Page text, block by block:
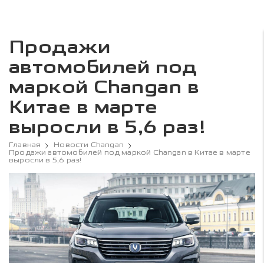
Продажи
автомобилей под
маркой Changan в
Китае в марте
выросли в 5,6 раз!
Главная
Новости Changan
Продажи автомобилей под маркой Changan в Китае в марте
выросли в 5,6 раз!